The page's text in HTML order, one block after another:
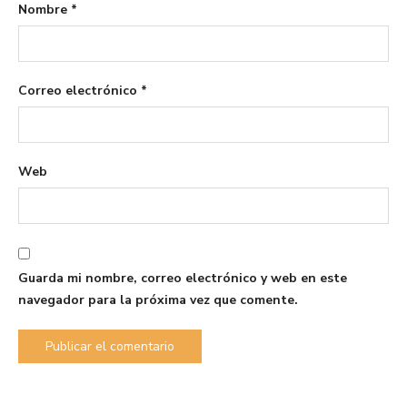
Nombre *
Correo electrónico *
Web
Guarda mi nombre, correo electrónico y web en este
navegador para la próxima vez que comente.